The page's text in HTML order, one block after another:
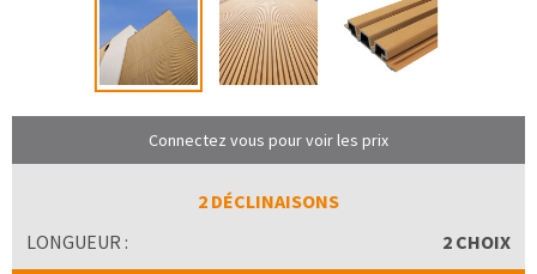
Connectez vous pour voir les prix
2 DÉCLINAISONS
LONGUEUR :
2 CHOIX